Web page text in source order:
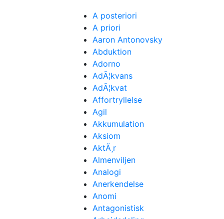
A posteriori
A priori
Aaron Antonovsky
Abduktion
Adorno
AdÃ¦kvans
AdÃ¦kvat
Affortryllelse
Agil
Akkumulation
Aksiom
AktÃ¸r
Almenviljen
Analogi
Anerkendelse
Anomi
Antagonistisk